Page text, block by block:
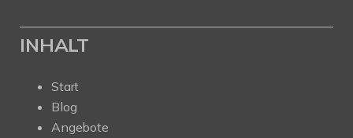
INHALT
Start
Blog
Angebote